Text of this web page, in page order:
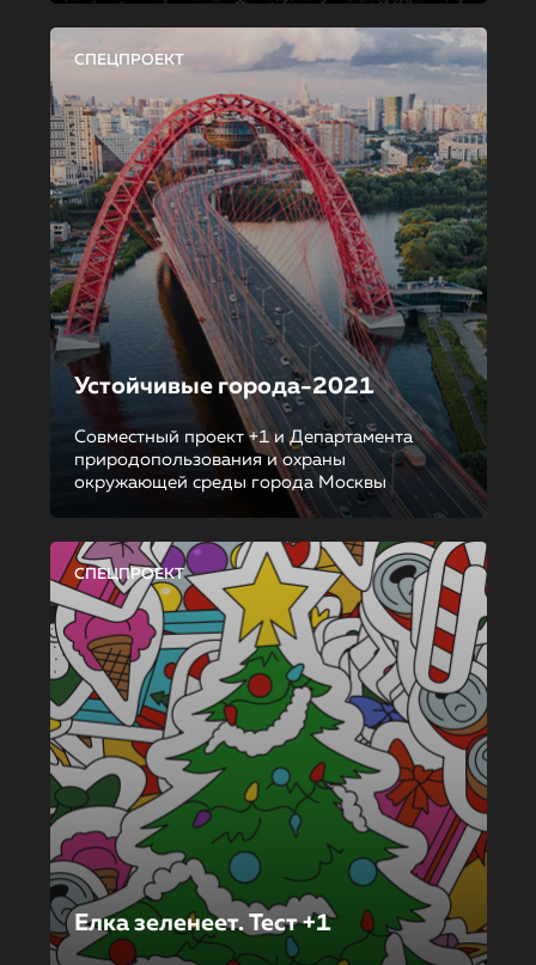
СПЕЦПРОЕКТ
Устойчивые города-2021
Совместный проект +1 и Департамента
природопользования и охраны
окружающей среды города Москвы
СПЕЦПРОЕКТ
Елка зеленеет. Тест +1